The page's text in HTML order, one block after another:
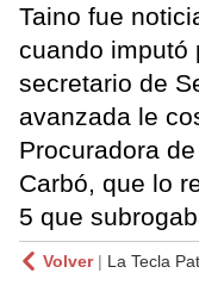
Taino fue
cuando imputó
secretario de
avanzada le
Procuradora
Carbó, que lo
5 que
Volver| La Tecla